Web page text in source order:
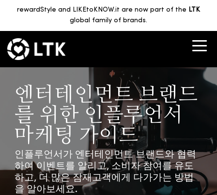
rewardStyle and LIKEtoKNOW.it are now part of the LTK
global family of brands.
엔터테인먼트 브랜드
를 위한 인플루언서
마케팅 가이드
인플루언서가 엔터테인먼트 브랜드와 협력
하여 이벤트를 알리고, 소비자 참여를 유도
하고, 더 많은 잠재고객에게 다가가는 방법
을 알아보세요.